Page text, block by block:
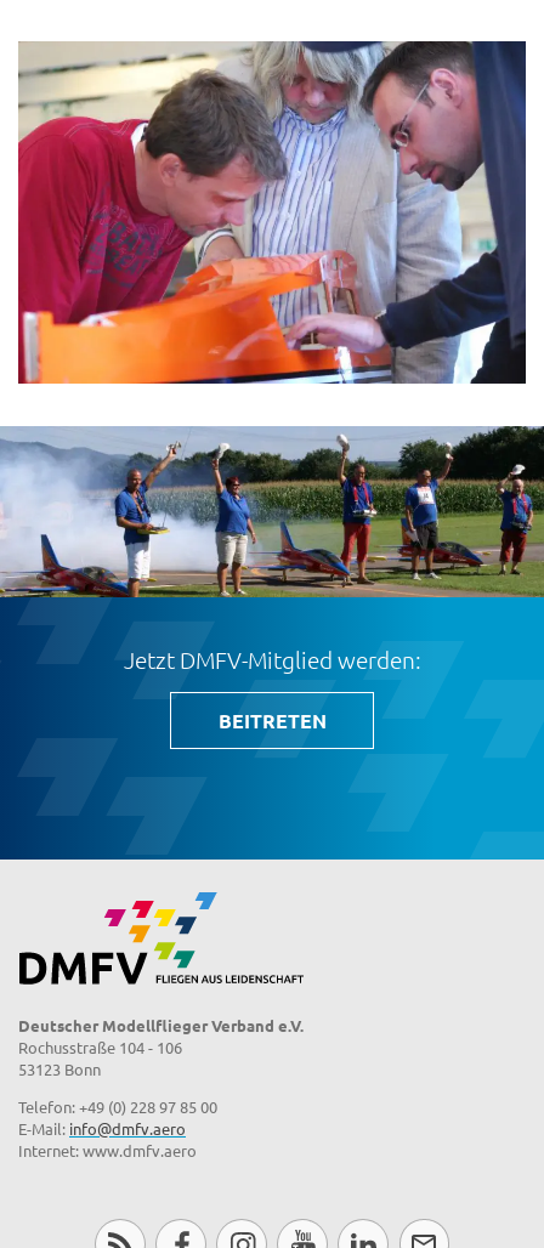
Jetzt DMFV-Mitglied werden:
BEITRETEN
Deutscher Modellflieger Verband e.V.
Rochusstraße 104 - 106
53123 Bonn
Telefon: +49 (0) 228 97 85 00
E-Mail: info@dmfv.aero
Internet: www.dmfv.aero